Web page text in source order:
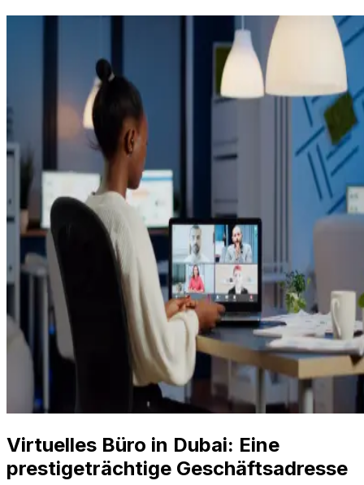
Virtuelles Büro in Dubai: Eine
prestigeträchtige Geschäftsadresse